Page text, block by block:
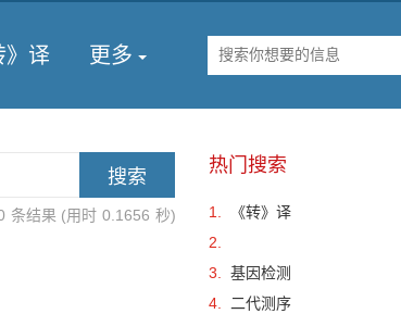
》译 更多
条结果 (用时 0.1656 秒)
热门搜索
1.
《转》译
2.
3.
基因检测
4.
二代测序